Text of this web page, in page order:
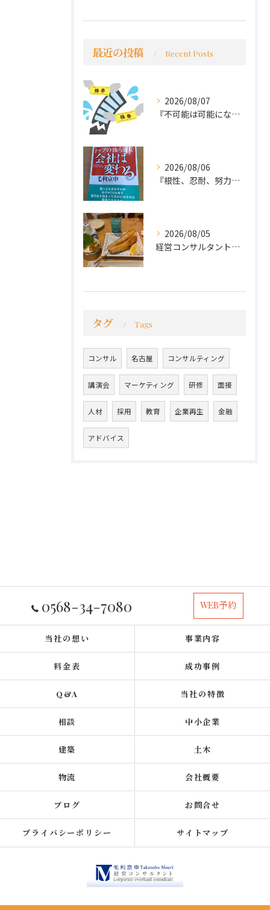
最近の投稿 Recent Posts
2026/08/07
『不可能は可能になる』
2026/08/06
『根性、忍耐、努力という言葉は死語なのか』
2026/08/05
経営コンサルタントのモーちゃん・毛利京申です。
タグ Tags
コンサル 名古屋 コンサルティング
講演会 マーケティング 研修 面接
人材 採用 教育 企業再生 金融
アドバイス
0568-34-7080 WEB予約
当社の想い 事業内容
料金表 成功事例
Q&A 当社の特徴
相談 中小企業
建築 土木
物流 会社概要
ブログ お問合せ
プライバシーポリシー サイトマップ